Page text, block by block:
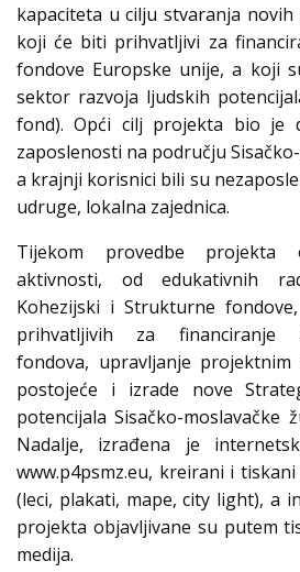
kapaciteta u cilju stvaranja
koji će biti prihvatljivi za
fondove Europske unije, a koji
sektor razvoja ljudskih
fond). Opći cilj projekta bio je
zaposlenosti na području
a krajnji korisnici bili su
udruge, lokalna zajednica.
Tijekom provedbe
aktivnosti, od edukativnih
Kohezijski i Strukturne
prihvatljivih za financiranje
fondova, upravljanje projektnim
postojeće i izrade nove
potencijala Sisačko-moslavačke
Nadalje, izrađena je
www.p4psmz.eu, kreirani i
(leci, plakati, mape, city light), a
projekta objavljivane su putem
medija.